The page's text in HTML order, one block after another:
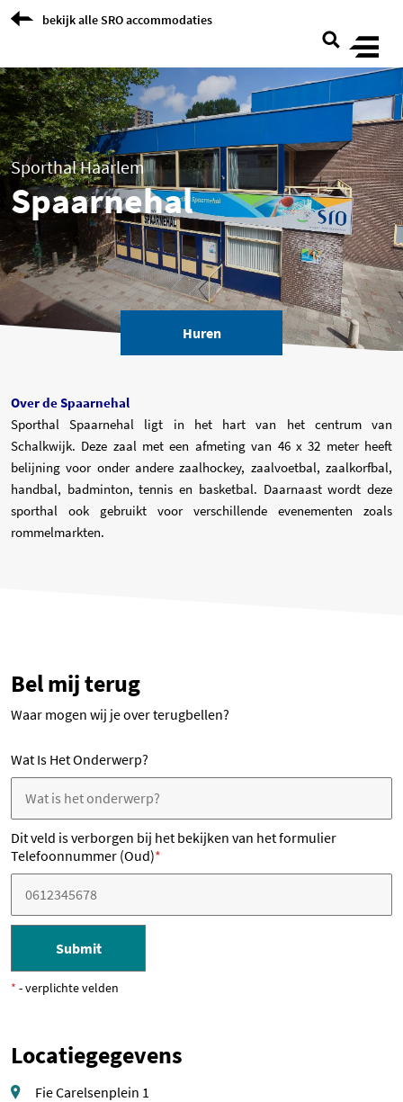
bekijk alle SRO accommodaties
Sporthal Haarlem
Spaarnehal
Huren(opent in een nieuwe tab)
Over de Spaarnehal
Sporthal Spaarnehal ligt in het hart van het centrum van
Schalkwijk. Deze zaal met een afmeting van 46 x 32 meter heeft
belijning voor onder andere zaalhockey, zaalvoetbal, zaalkorfbal,
handbal, badminton, tennis en basketbal. Daarnaast wordt deze
sporthal ook gebruikt voor verschillende evenementen zoals
rommelmarkten.
Bel mij terug
Waar mogen wij je over terugbellen?
Wat Is Het Onderwerp?
Dit veld is verborgen bij het bekijken van het formulier
Telefoonnummer (oud)*
* - verplichte velden
Locatiegegevens
Fie Carelsenplein 1